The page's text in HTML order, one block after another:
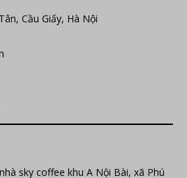
Cầu Giấy, Hà Nội
sky coffee khu A Nội Bài, xã Phú